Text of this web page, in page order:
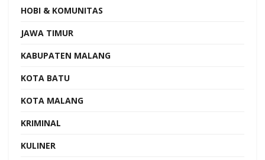
HOBI & KOMUNITAS
JAWA TIMUR
KABUPATEN MALANG
KOTA BATU
KOTA MALANG
KRIMINAL
KULINER